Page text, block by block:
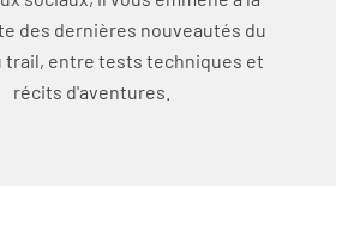
des dernières nouveautés du
trail, entre tests techniques et
récits d'aventures.